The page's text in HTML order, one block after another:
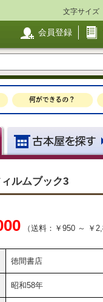
文字サイズ
会員登録
ルムブック3
（送料：￥950 ～ ￥
徳間書店
昭和58年